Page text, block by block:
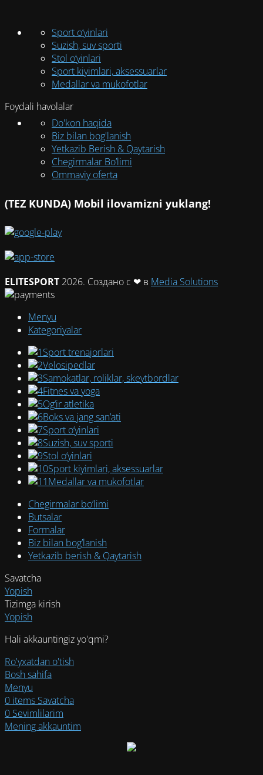
Sport o‘yinlari
Suzish, suv sporti
Stol o‘yinlari
Sport kiyimlari, aksessuarlar
Medallar va mukofotlar
Foydali havolalar
Do'kon haqida
Biz bilan bog'lanish
Yetkazib Berish & Qaytarish
Chegirmalar Bo’limi
Ommaviy oferta
(TEZ KUNDA) Mobil ilovamizni yuklang!
ELITESPORT 2026. Создано с ❤ в Media Solutions
Menyu
Kategoriyalar
Sport trenajorlari
Velosipedlar
Samokatlar, roliklar, skeytbordlar
Fitnes va yoga
Og‘ir atletika
Boks va jang san’ati
Sport o‘yinlari
Suzish, suv sporti
Stol o‘yinlari
Sport kiyimlari, aksessuarlar
Medallar va mukofotlar
Chegirmalar bo’limi
Butsalar
Formalar
Biz bilan bog’lanish
Yetkazib berish & Qaytarish
Savatcha
Yopish
Tizimga kirish
Yopish
Hali akkauntingiz yo'qmi?
Ro'yxatdan o'tish
Bosh sahifa
Menyu
0 items Savatcha
0 Sevimlilarim
Mening akkauntim